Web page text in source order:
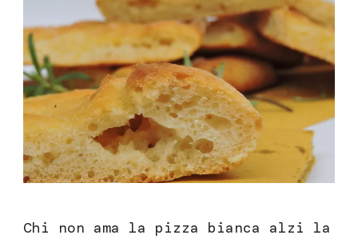
Chi non ama la pizza bianca alzi la